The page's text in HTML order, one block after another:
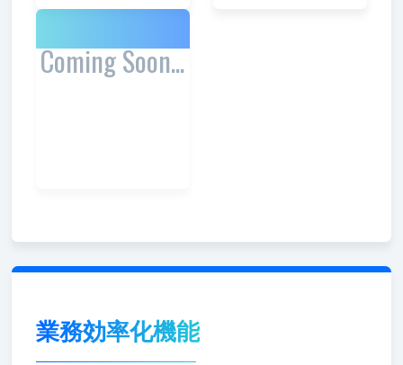
Coming Soon...
業務効率化機能